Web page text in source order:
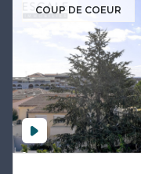
COUP DE COEUR